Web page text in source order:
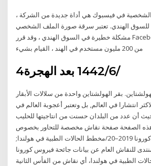
في فيسبوك هي أداة جديدة من الشركة ،
الهندي. تعتبر سرقة صورة الملف الشخصي
مشكلة خطيرة في السوق الهندي ، وقد قرر Facebook ، الذي لديه أكثر
من 200 مليون مستخدم في الهند ، القيام بشيء
4‏‏/6‏‏/1442 بعد الهجرة
بقر الهولشتاين واحدة من سلالات الأبقار
انتشارا في العالم, بل وتعتبر أعجوبة العالم في
أن عدد من البلدان حسنت من انتاجيتها للحليب
الصفحة صفحة نقاش مخصصة للتحاور بخصوص
بيانات جائحة فيروس كورونا 2019–20/مخطط الحالات الطبية في هولندا;
للنقاش العام عن بيانات جائحة فيروس كورونا
الحالات الطبية في هولندا، أي نقاش من الفأس الثانية